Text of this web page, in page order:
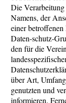
Die Verarbeitung
Namens, der
einer
Daten-schutz-
den für die
über Art,
genutzten und
informieren.